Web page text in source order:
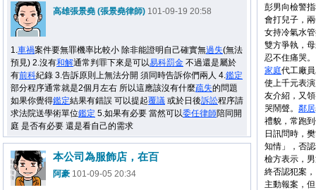
高雄張景堯 (張景堯律師) 101-09-19 20:58
1.車禍案件要無罪機率比較小 除非能證明自己確實無過失(無法
預見) 2.沒有和解通常判罪下來是可以易科罰金 不過還是屬於
有前科紀錄 3.告訴原則上無法分開 須同時告訴你們兩人 4.鑑定
部分程序通常就是2個月左右 所以這應該沒有什麼疏失的問題
如果你覺得鑑定結果有錯誤 可以提起覆議 或於日後訴訟程序請
求法院送學術單位鑑定 5.如果有必要 當然可以委任律師陪同開
庭 是否有必要 還是看自己的需求
彭男向檢警
會打兒子，
女持冷氣水
雙方爭執，
忍不住痛哭。
家庭代工廠
使上千元表
友介紹，又
哭鬧聲。 鄰居
禮貌，常跑
日訊問時，
知情」，否
檢方表示，
終否認犯案
主動報案，
本公司為服飾店，在百
阿豪 101-09-05 20:34